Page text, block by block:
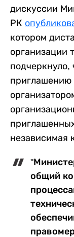
дискуссии
РК
котором
организации
подчеркнуло,
приглашению
независимая
общий